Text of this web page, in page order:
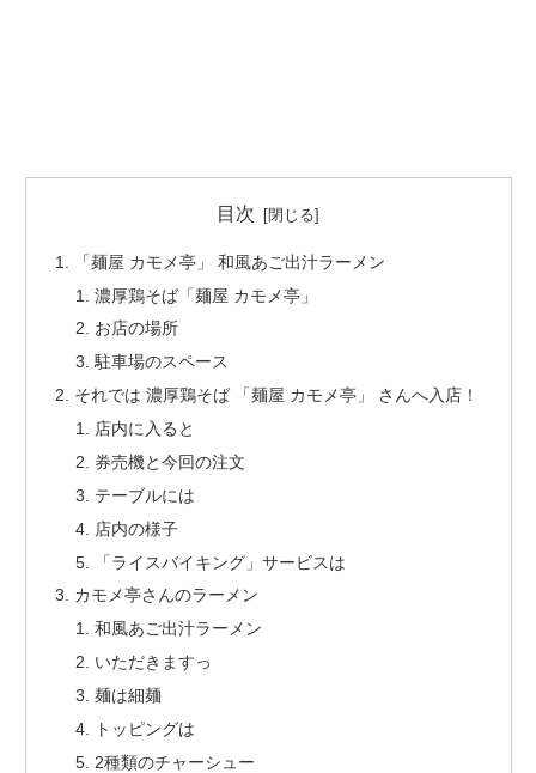
目次
「麺屋 カモメ亭」 和風あご出汁ラーメン
濃厚鶏そば「麺屋 カモメ亭」
お店の場所
駐車場のスペース
それでは 濃厚鶏そば 「麺屋 カモメ亭」 さんへ入店！
店内に入ると
券売機と今回の注文
テーブルには
店内の様子
「ライスバイキング」サービスは
カモメ亭さんのラーメン
和風あご出汁ラーメン
いただきますっ
麺は細麺
トッピングは
2種類のチャーシュー